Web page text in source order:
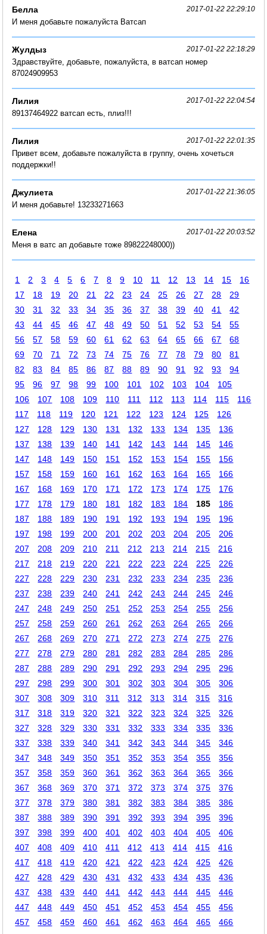
Белла 2017-01-22 22:29:10
И меня добавьте пожалуйста Ватсап
Жулдыз 2017-01-22 22:18:29
Здравствуйте, добавьте, пожалуйста, в ватсап номер
87024909953
Лилия 2017-01-22 22:04:54
89137464922 ватсап есть, плиз!!!
Лилия 2017-01-22 22:01:35
Привет всем, добавьте пожалуйста в группу, очень хочеться
поддержки!!
Джулиета 2017-01-22 21:36:05
И меня добавьте! 13233271663
Елена 2017-01-22 20:03:52
Меня в ватс ап добавьте тоже 89822248000))
1 2 3 4 5 6 7 8 9 10 11 12 13 14 15
16
17
18 19 20 21 22 23 24 25 26 27 28
29
30
31 32 33 34 35 36 37 38 39 40 41
42
43
44 45 46 47 48 49 50 51 52 53 54
55
56
57 58 59 60 61 62 63 64 65 66 67
68
69
70 71 72 73 74 75 76 77 78 79 80
81
82
83 84 85 86 87 88 89 90 91 92 93
94
95
96 97 98 99 100 101 102 103 104
105
106
107 108 109 110 111 112 113 114 115
116
117
118 119 120 121 122 123 124 125
126
127
128 129 130 131 132 133 134 135
136
137
138 139 140 141 142 143 144 145
146
147
148 149 150 151 152 153 154 155
156
157
158 159 160 161 162 163 164 165
166
167
168 169 170 171 172 173 174 175
176
177
178 179 180 181 182 183 184 185
186
187
188 189 190 191 192 193 194 195
196
197
198 199 200 201 202 203 204 205
206
207
208 209 210 211 212 213 214 215
216
217
218 219 220 221 222 223 224 225
226
227
228 229 230 231 232 233 234 235
236
237
238 239 240 241 242 243 244 245
246
247
248 249 250 251 252 253 254 255
256
257
258 259 260 261 262 263 264 265
266
267
268 269 270 271 272 273 274 275
276
277
278 279 280 281 282 283 284 285
286
287
288 289 290 291 292 293 294 295
296
297
298 299 300 301 302 303 304 305
306
307
308 309 310 311 312 313 314 315
316
317
318 319 320 321 322 323 324 325
326
327
328 329 330 331 332 333 334 335
336
337
338 339 340 341 342 343 344 345
346
347
348 349 350 351 352 353 354 355
356
357
358 359 360 361 362 363 364 365
366
367
368 369 370 371 372 373 374 375
376
377
378 379 380 381 382 383 384 385
386
387
388 389 390 391 392 393 394 395
396
397
398 399 400 401 402 403 404 405
406
407
408 409 410 411 412 413 414 415
416
417
418 419 420 421 422 423 424 425
426
427
428 429 430 431 432 433 434 435
436
437
438 439 440 441 442 443 444 445
446
447
448 449 450 451 452 453 454 455
456
457
458 459 460 461 462 463 464 465
466